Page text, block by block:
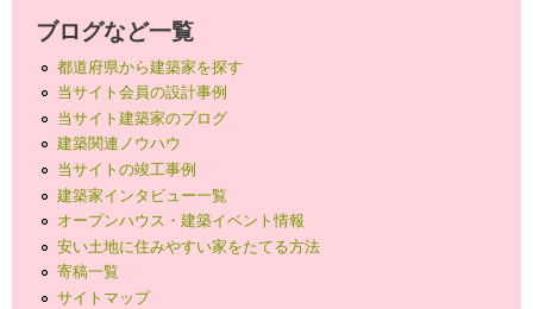
ブログなど一覧
都道府県から建築家を探す
当サイト会員の設計事例
当サイト建築家のブログ
建築関連ノウハウ
当サイトの竣工事例
建築家インタビュー一覧
オープンハウス・建築イベント情報
安い土地に住みやすい家をたてる方法
寄稿一覧
サイトマップ